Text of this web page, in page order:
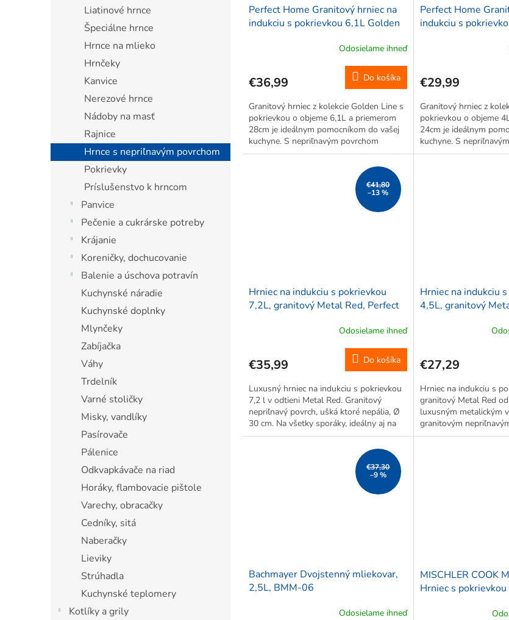
Liatinové hrnce
Špeciálne hrnce
Hrnce na mlieko
Hrnčeky
Kanvice
Nerezové hrnce
Nádoby na masť
Rajnice
Hrnce s nepriľnavým povrchom
Pokrievky
Príslušenstvo k hrncom
Panvice
Pečenie a cukrárske potreby
Krájanie
Koreničky, dochucovanie
Balenie a úschova potravín
Kuchynské náradie
Kuchynské doplnky
Mlynčeky
Zabíjačka
Váhy
Trdelník
Varné stoličky
Misky, vandlíky
Pasírovače
Pálenice
Odkvapkávače na riad
Horáky, flambovacie pištole
Varechy, obracačky
Cedníky, sitá
Naberačky
Lieviky
Strúhadla
Kuchynské teplomery
Kotlíky a grily
Perfect Home Granitový hrniec na
indukciu s pokrievkou 6,1L Golden
Odosielame ihneď
€36,99 Do košíka
Granitový hrniec z kolekcie Golden Line s
pokrievkou o objeme 6,1L a priemerom
28cm je ideálnym pomocníkom do vašej
kuchyne. S nepriľnavým povrchom
zabezpečuje varenie bez pripálenia,
rovnomerné rozloženie tepla a ľahkú
Perfect Home
indukciu s
€29,99
Granitový hrniec z
pokrievkou o objeme
24cm je ideálnym
kuchyne. S
zabezpečuje varenie
rovnomerné
€41,80
–13 %
Hrniec na indukciu s pokrievkou
7,2L, granitový Metal Red, Perfect
Odosielame ihneď
€35,99 Do košíka
Luxusný hrniec na indukciu s pokrievkou
7,2 l v odtieni Metal Red. Granitový
nepriľnavý povrch, ušká ktoré nepália, Ø
30 cm. Na všetky sporáky, ideálny aj na
ryžu. Vhodný do umývačky, bez
Hrniec na indukciu
4,5L, granitový
€27,29
Hrniec na indukciu s
granitový Metal Red
luxusným metalickým
granitovým
ideálny na zdravé
€37,30
–9 %
Bachmayer Dvojstenný mliekovar,
2,5L, BMM-06
Odosielame ihneď
MISCHLER COOK
Hrniec s